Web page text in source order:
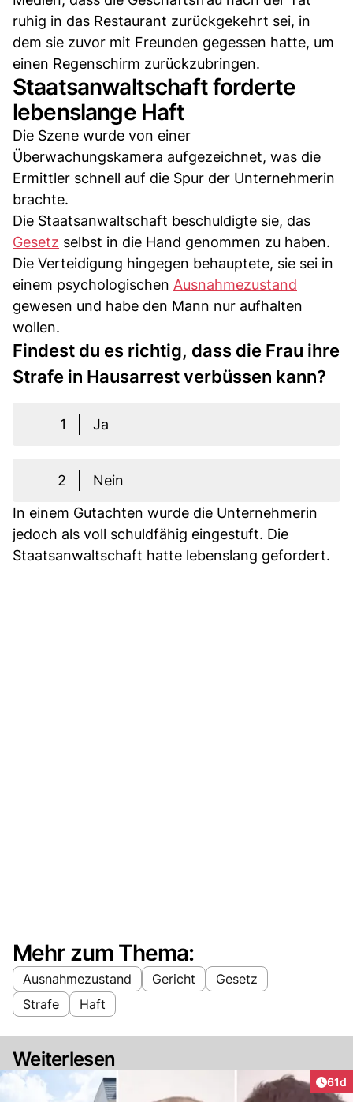
ruhig in das Restaurant zurückgekehrt sei, in
dem sie zuvor mit Freunden gegessen hatte, um
einen Regenschirm zurückzubringen.
Staatsanwaltschaft forderte
lebenslange Haft
Die Szene wurde von einer
Überwachungskamera aufgezeichnet, was die
Ermittler schnell auf die Spur der Unternehmerin
brachte.
Die Staatsanwaltschaft beschuldigte sie, das
Gesetz selbst in die Hand genommen zu haben.
Die Verteidigung hingegen behauptete, sie sei in
einem psychologischen Ausnahmezustand
gewesen und habe den Mann nur aufhalten
wollen.
Findest du es richtig, dass die Frau ihre
Strafe in Hausarrest verbüssen kann?
1 Ja
2
Nein
In einem Gutachten wurde die Unternehmerin
jedoch als voll schuldfähig eingestuft. Die
Staatsanwaltschaft hatte lebenslang gefordert.
Mehr zum Thema:
Ausnahmezustand Gericht
Gesetz
Strafe
Haft
Weiterlesen
61d